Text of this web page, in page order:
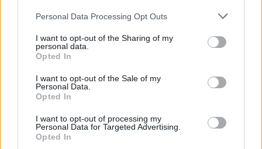
Personal Data Processing Opt Outs
I want to opt-out of the Sharing of my
personal data.
Opted In
I want to opt-out of the Sale of my
Personal Data.
Opted In
I want to opt-out of processing my
Personal Data for Targeted Advertising.
Opted In
išleido „Airbus Corporate Jets“. Jis išskrido į
Bazelį (Šveicarija) dažymui ir interjero
atnaujinimui 2020 m. sausio mėn.
Lėktuvą įsigijo San Marine registruota
bendrovė, kurios adresas yra Maltoje, ir jam
suteiktas registracijos numeris T7-HHH. Po to